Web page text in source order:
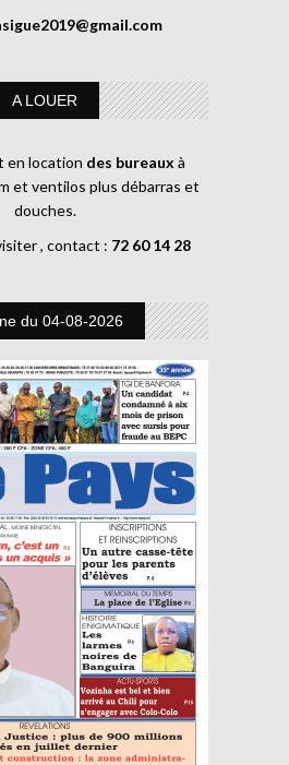
A LOUER
en location des bureaux à
et ventilos plus débarras et
douches.
, contact : 72 60 14 28
du 04-08-2026